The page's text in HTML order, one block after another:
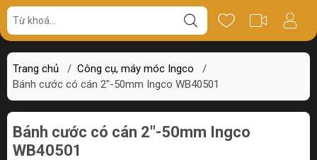
Trang chủ / Công cụ, máy móc Ingco
/
Bánh cước có cán 2"-50mm Ingco WB40501
Giá bán Thông số Review
Bánh cước có cán 2"-50mm Ingco
WB40501